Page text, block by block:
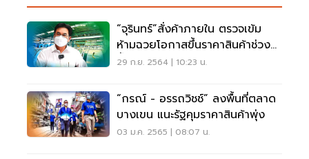
“จุรินทร์”สั่งค้าภายใน ตรวจเข้ม
ห้ามฉวยโอกาสขึ้นราคาสินค้าช่วง
น้ำท่วม
29 ก.ย. 2564 | 10:23 น.
“กรณ์ - อรรถวิชช์” ลงพื้นที่ตลาด
บางเขน แนะรัฐคุมราคาสินค้าพุ่ง
03 ม.ค. 2565 | 08:07 น.